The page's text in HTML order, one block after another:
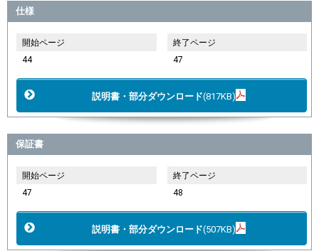
仕様
開始ページ
44
終了ページ
47
説明書・部分ダウンロード(817KB)
保証書
開始ページ
47
終了ページ
48
説明書・部分ダウンロード(507KB)